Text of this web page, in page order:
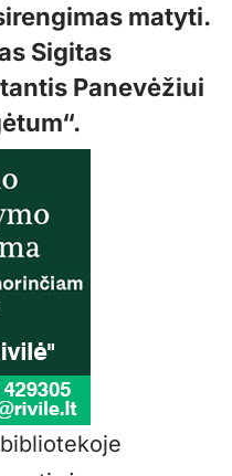
matyti.
Sigitas
Panevėžiui